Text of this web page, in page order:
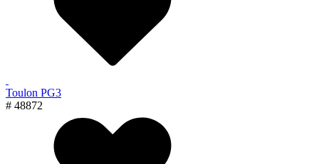
Toulon PG3
# 48872